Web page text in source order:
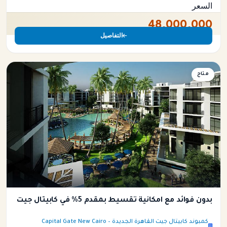
السعر
48,000,000
التفاصيل
فيلا
متاح
بدون فوائد مع امكانية تقسيط بمقدم 5% في كابيتال جيت
كمبوند كابيتال جيت القاهرة الجديدة – Capital Gate New Cairo